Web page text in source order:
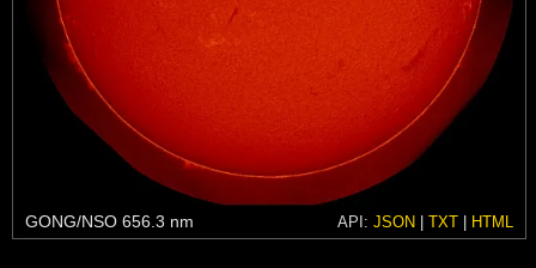
GONG/NSO 656.3 nm API: JSON | TXT | HTML